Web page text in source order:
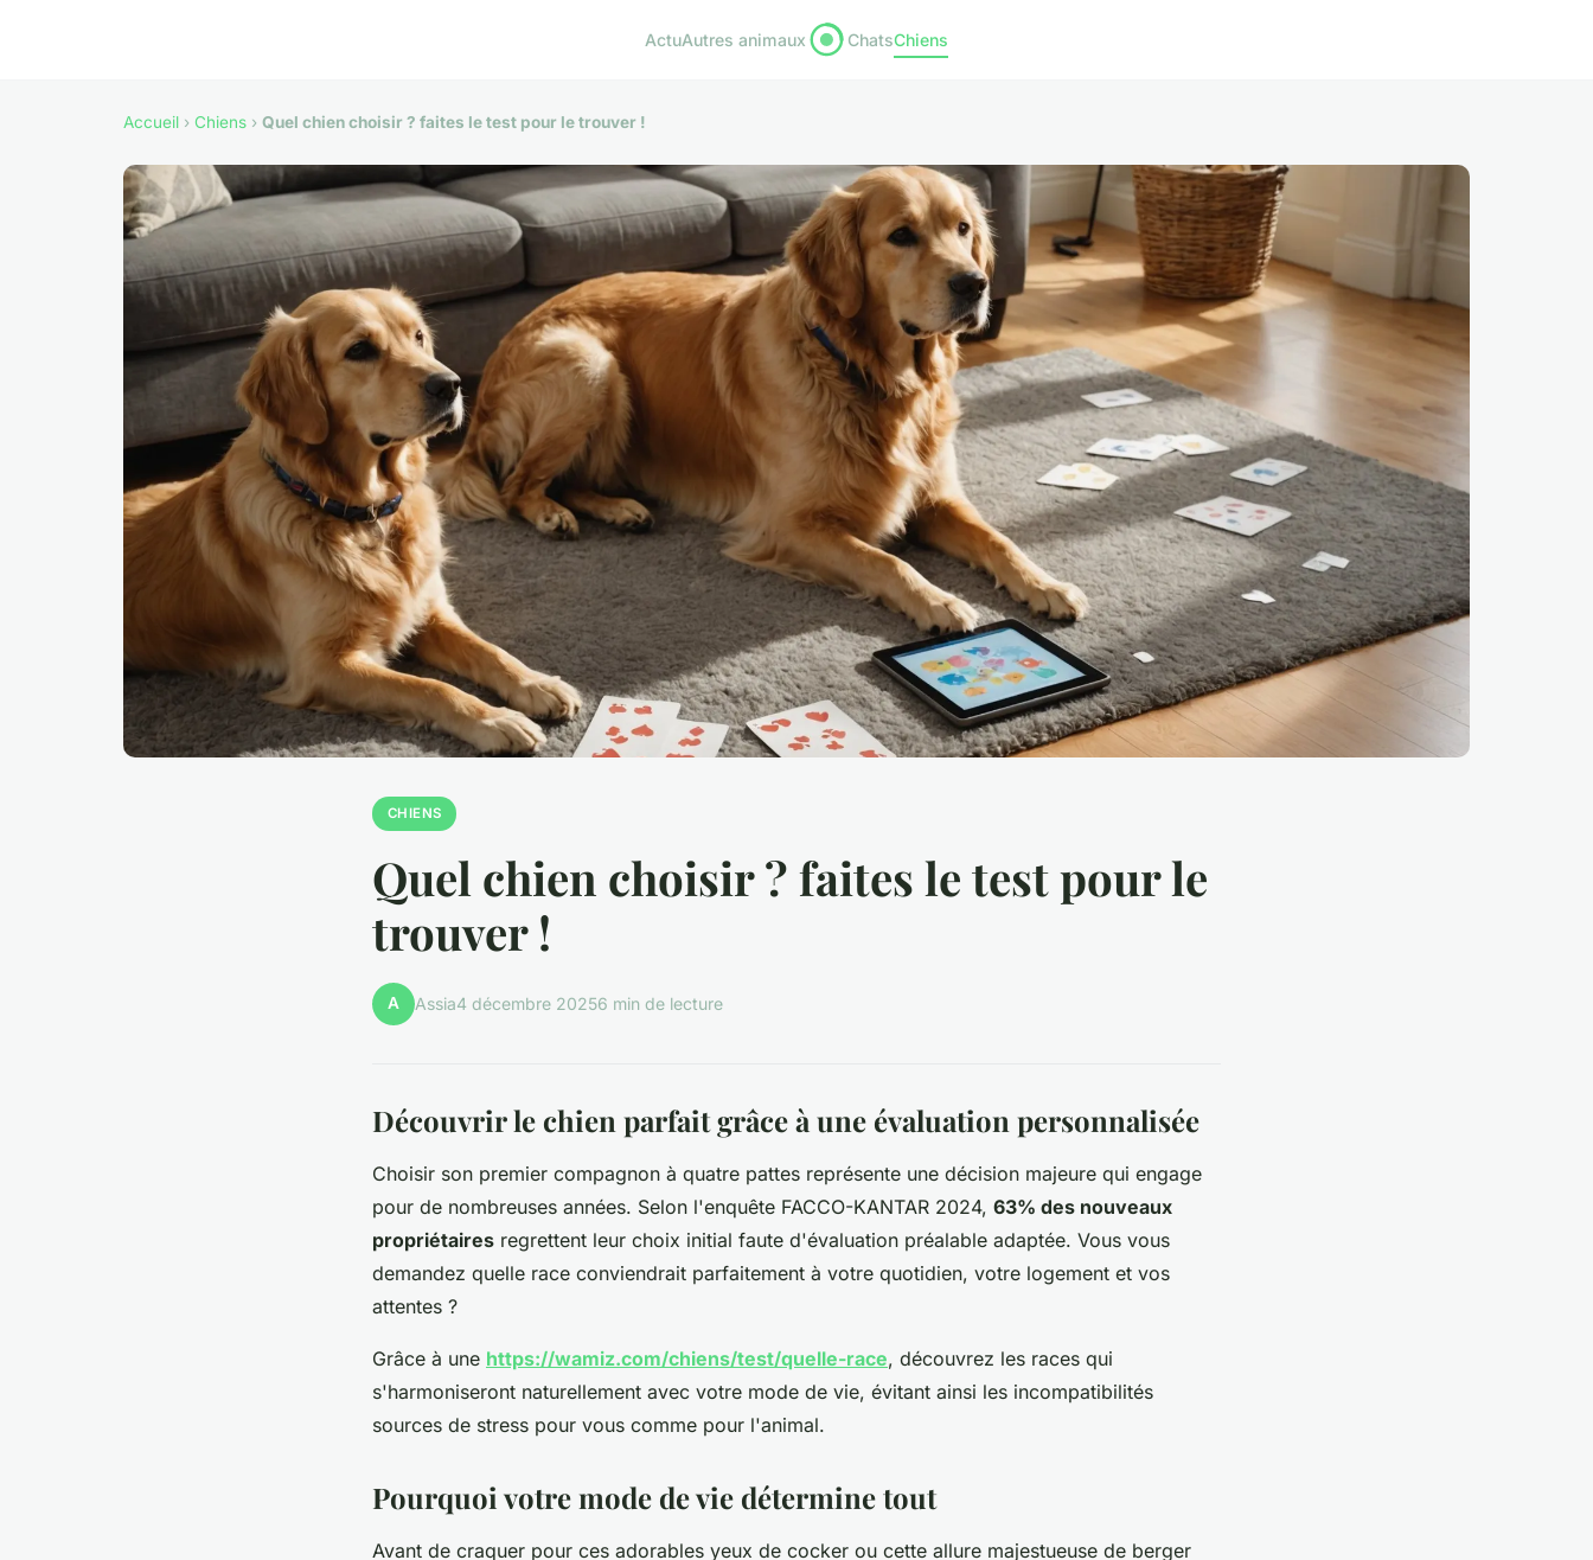
ActuAutres animaux ChatsChiens
Accueil › Chiens › Quel chien choisir ? faites le test pour le trouver !
CHIENS
Quel chien choisir ? faites le test pour le
trouver !
A Assia4 décembre 20256 min de lecture
Découvrir le chien parfait grâce à une évaluation personnalisée
Choisir son premier compagnon à quatre pattes représente une décision majeure qui engage
pour de nombreuses années. Selon l'enquête FACCO-KANTAR 2024, 63% des nouveaux
propriétaires regrettent leur choix initial faute d'évaluation préalable adaptée. Vous vous
demandez quelle race conviendrait parfaitement à votre quotidien, votre logement et vos
attentes ?
Grâce à une https://wamiz.com/chiens/test/quelle-race, découvrez les races qui
s'harmoniseront naturellement avec votre mode de vie, évitant ainsi les incompatibilités
sources de stress pour vous comme pour l'animal.
Pourquoi votre mode de vie détermine tout
Avant de craquer pour ces adorables yeux de cocker ou cette allure majestueuse de berger